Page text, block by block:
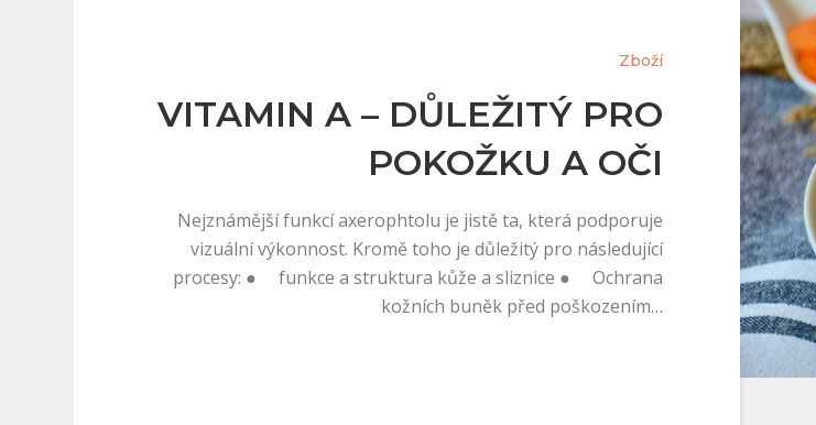
Zboží
VITAMIN A – DŮLEŽITÝ PRO
POKOŽKU A OČI
Nejznámější funkcí axerophtolu je jistě ta, která podporuje
vizuální výkonnost. Kromě toho je důležitý pro následující
procesy: ● funkce a struktura kůže a sliznice ● Ochrana
kožních buněk před poškozením…